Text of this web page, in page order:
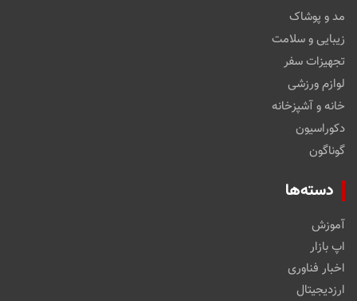
مد و پوشاک
زیبایی و سلامت
تجهیزات سفر
لوازم ورزشی
خانه و آشپزخانه
دکوراسیون
گوناگون
دسته‌ها
آموزش
اپ بازار
اخبار فناوری
ارزدیجیتال